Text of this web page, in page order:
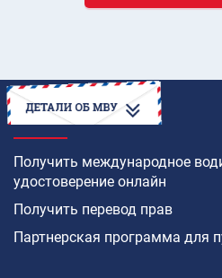
Получить международное
удостоверение онлайн
Получить перевод прав
Партнерская программа для